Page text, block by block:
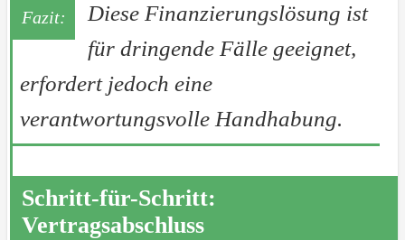
Diese Finanzierungslösung ist
für dringende Fälle geeignet,
erfordert jedoch eine
verantwortungsvolle Handhabung.
Schritt-für-Schritt:
Vertragsabschluss